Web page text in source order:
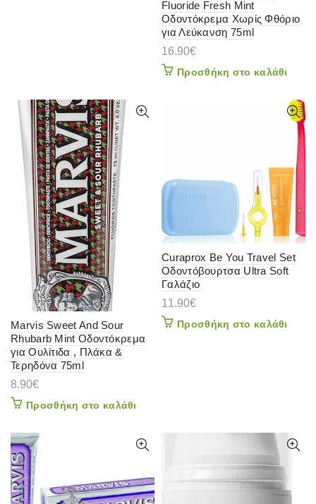
Fluoride Fresh Mint
Οδοντόκρεμα Χωρίς Φθόριο
για Λεύκανση 75ml
16.90€
Προσθήκη στο καλάθι
Marvis Sweet And Sour
Rhubarb Mint Οδοντόκρεμα
για Ουλίτιδα , Πλάκα &
Τερηδόνα 75ml
8.90€
Προσθήκη στο καλάθι
Curaprox Be You Travel Set
Οδοντόβουρτσα Ultra Soft
Γαλάζιο
11.90€
Προσθήκη στο καλάθι